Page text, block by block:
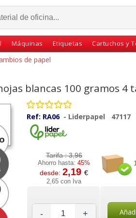
Máquinas Etiquetas Cartuchos y
de papel
blancas 100 gramos 4
Ref: RA06 - Liderpapel 47117
Tarifa :3,96
Ahorro hasta:45%
desde:2,19€
2,65 con Iva
- +
Oxford recambio
cuadros 5x5 90 grs.